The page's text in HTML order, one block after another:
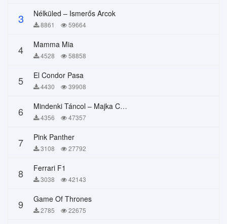
3 Nélküled – Ismerős Arcok
8861 59664
4 Mamma Mia
4528 58858
5 El Condor Pasa
4430 39908
6 Mindenki Táncol – Majka Curtis, Péter Majoros
4356 47357
7 Pink Panther
3108 27792
8 Ferrari F1
3038 42143
9 Game Of Thrones
2785 22675